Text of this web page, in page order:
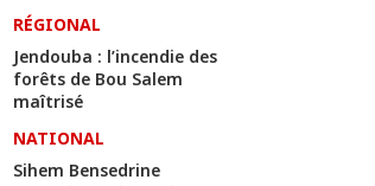
RÉGIONAL
Jendouba : l’incendie des
forêts de Bou Salem
maîtrisé
NATIONAL
Sihem Bensedrine